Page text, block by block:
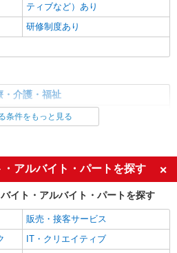
ティブなど）あり
研修制度あり
・介護・福祉
ミドル（40代～）活躍中
車通勤OK
社会保険あり
条件をもっと見る
アルバイト・パートを探す
イト・アルバイト・パートを探す
販売・接客サービス
IT・クリエイティブ